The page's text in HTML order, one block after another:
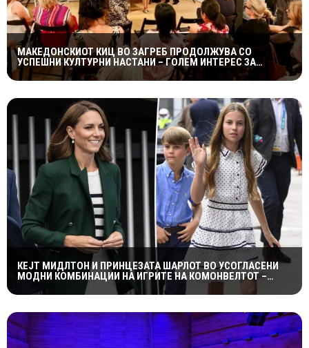
МАКЕДОНСКИОТ КИЦ ВО ЗАГРЕБ ПРОДОЛЖУВА СО
УСПЕШНИ КУЛТУРНИ НАСТАНИ – ГОЛЕМ ИНТЕРЕС ЗА
„ИСТОРИЈА НА МАКЕДОНСКАТА РОК МУЗИКА“
КЕЈТ МИДЛТОН И ПРИНЦЕЗАТА ШАРЛОТ ВО УСОГЛАСЕНИ
МОДНИ КОМБИНАЦИИ НА ИГРИТЕ НА КОМОНВЕЛТОТ –
КРАЛСКОТО СЕМЕЈСТВО ГО ПРИВЛЕЧЕ ЦЕЛОТО ВНИМАНИЕ